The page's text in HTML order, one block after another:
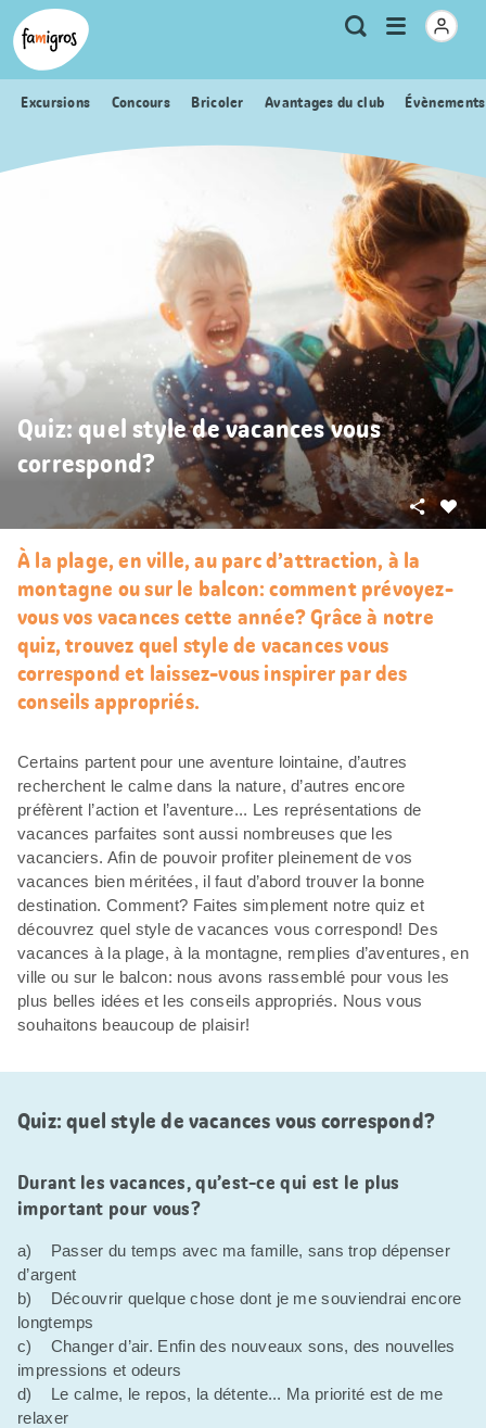
Signets
de
navigation
Header
Logo Métanavigation
RechercheOuvrir
Excursions Concours Bricoler Avantages du club
Quiz: quel style de vacances vous
correspond?
Partager
À la plage, en ville, au parc d’attraction, à la
montagne ou sur le balcon: comment prévoyez-
vous vos vacances cette année? Grâce à notre
quiz, trouvez quel style de vacances vous
correspond et laissez-vous inspirer par des
conseils appropriés.
Certains partent pour une aventure lointaine, d’autres
recherchent le calme dans la nature, d’autres encore
préfèrent l’action et l’aventure... Les représentations de
vacances parfaites sont aussi nombreuses que les
vacanciers. Afin de pouvoir profiter pleinement de vos
vacances bien méritées, il faut d’abord trouver la bonne
destination. Comment? Faites simplement notre quiz et
découvrez quel style de vacances vous correspond! Des
vacances à la plage, à la montagne, remplies d’aventures, en
ville ou sur le balcon: nous avons rassemblé pour vous les
plus belles idées et les conseils appropriés. Nous vous
souhaitons beaucoup de plaisir!
Quiz: quel style de vacances vous correspond?
Durant les vacances, qu’est-ce qui est le plus
important pour vous?
a) Passer du temps avec ma famille, sans trop dépenser
d’argent
b) Découvrir quelque chose dont je me souviendrai encore
longtemps
c) Changer d’air. Enfin des nouveaux sons, des nouvelles
impressions et odeurs
d) Le calme, le repos, la détente... Ma priorité est de me
relaxer